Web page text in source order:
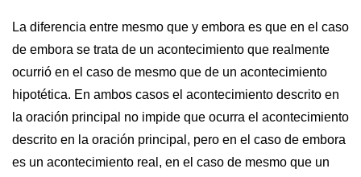
La diferencia entre mesmo que y embora es que en el caso
de embora se trata de un acontecimiento que realmente
ocurrió en el caso de mesmo que de un acontecimiento
hipotética. En ambos casos el acontecimiento descrito en
la oración principal no impide que ocurra el acontecimiento
descrito en la oración principal, pero en el caso de embora
es un acontecimiento real, en el caso de mesmo que un